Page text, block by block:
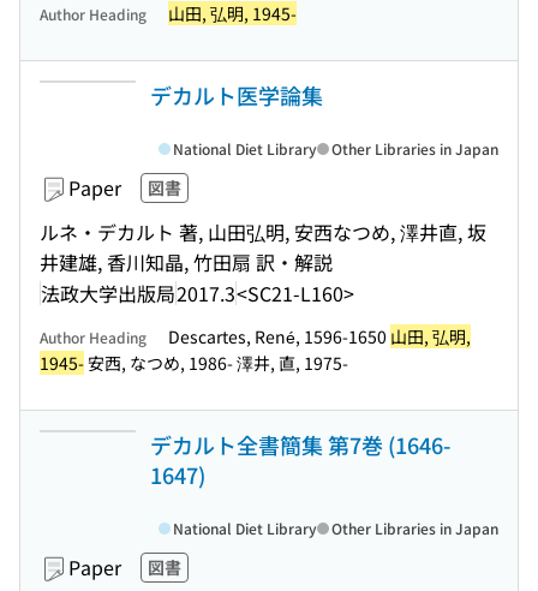
Author Heading 山田, 弘明, 1945-
デカルト医学論集
Paper 図書
ルネ・デカルト 著, 山田弘明, 安西なつめ, 澤井直, 坂
井建雄, 香川知晶, 竹田扇 訳・解説
法政大学出版局2017.3<SC21-L160>
National Diet Library Other Libraries in Japan
Author Heading Descartes, René, 1596-1650 山田, 弘明,
1945-安西, なつめ, 1986- 澤井, 直, 1975-
デカルト全書簡集 第7巻 (1646-
1647)
Paper 図書
National Diet Library Other Libraries in Japan